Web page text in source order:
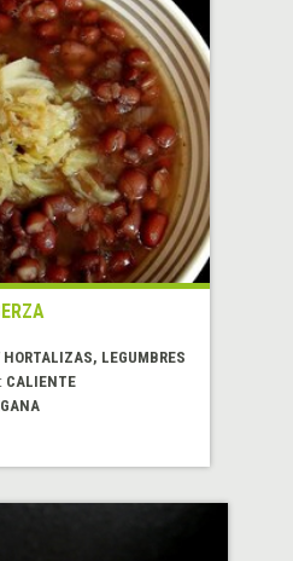
HORTALIZAS, LEGUMBRES
CALIENTE